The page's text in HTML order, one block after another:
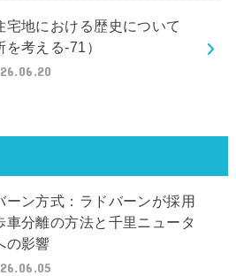
宅地における歴史について
を考える-71）
ーン方式：ラドバーンが採用
車分離の方法と千里ニュータ
の影響